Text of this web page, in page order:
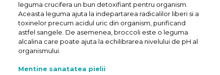
leguma crucifera un bun detoxifiant pentru organism.
Aceasta leguma ajuta la indepartarea radicalilor liberi si a
toxinelor precum acidul uric din organism, purificand
astfel sangele. De asemenea, broccoli este o leguma
alcalina care poate ajuta la echilibrarea nivelului de pH al
organismului.
Mentine sanatatea pielii